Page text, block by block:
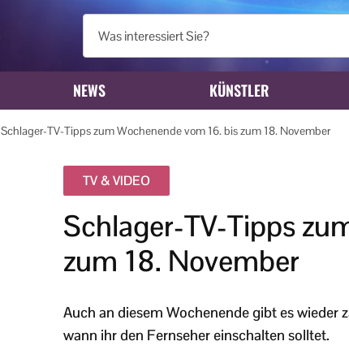
NEWS KÜNSTLER
Schlager-TV-Tipps zum Wochenende vom 16. bis zum 18. November
TV & VIDEO
Schlager-TV-Tipps
zum 18. November
Auch an diesem Wochenende gibt es wieder
wann ihr den Fernseher einschalten solltet.